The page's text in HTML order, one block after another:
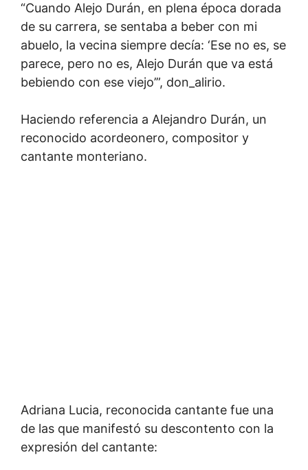
“Cuando Alejo Durán, en plena época dorada
de su carrera, se sentaba a beber con mi
abuelo, la vecina siempre decía: ‘Ese no es, se
parece, pero no es, Alejo Durán que va está
bebiendo con ese viejo’”, don_alirio.
Haciendo referencia a Alejandro Durán, un
reconocido acordeonero, compositor y
cantante monteriano.
Adriana Lucia, reconocida cantante fue una
de las que manifestó su descontento con la
expresión del cantante: